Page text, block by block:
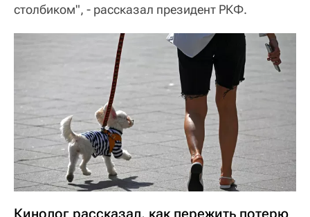
столбиком", - рассказал президент РКФ.